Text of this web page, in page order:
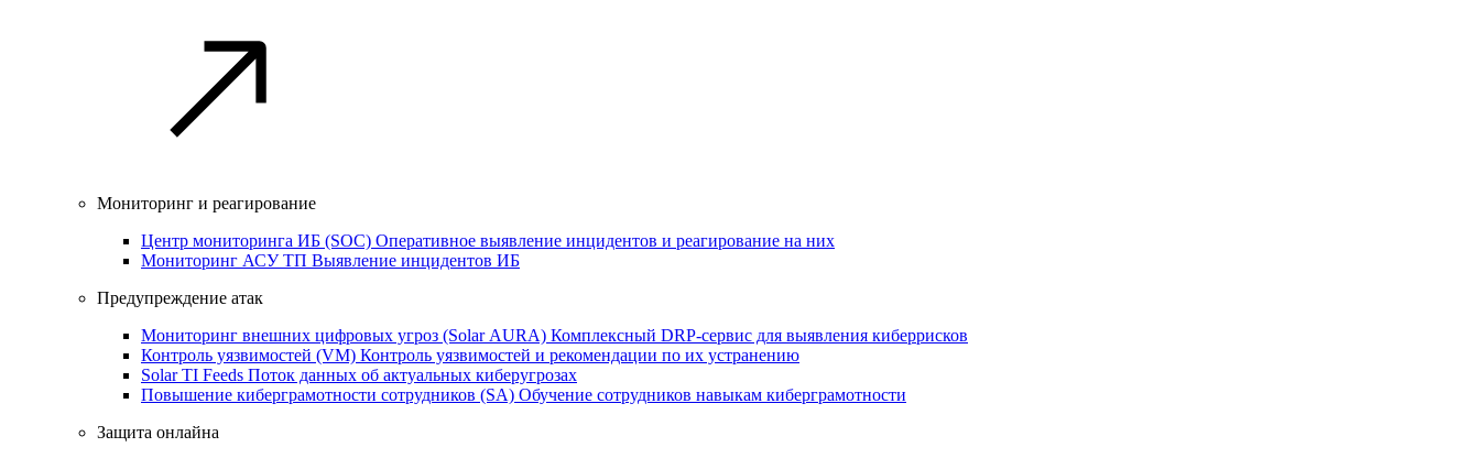
Мониторинг и реагирование
Центр мониторинга ИБ (SOC) Оперативное выявление инцидентов и реагирование на них
Мониторинг АСУ ТП Выявление инцидентов ИБ
Предупреждение атак
Мониторинг внешних цифровых угроз (Solar AURA) Комплексный DRP-сервис для выявления киберрисков
Контроль уязвимостей (VM) Контроль уязвимостей и рекомендации по их устранению
Solar TI Feeds Поток данных об актуальных киберугрозах
Повышение киберграмотности сотрудников (SA) Обучение сотрудников навыкам киберграмотности
Защита онлайна